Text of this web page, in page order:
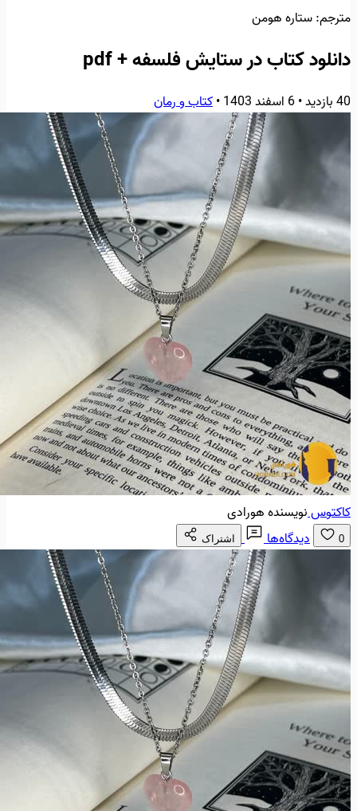
مترجم:ستاره هومن
دانلود کتاب در ستایش فلسفه + pdf
40 بازدید •6 اسفند 1403 •کتاب و رمان
کاکتوسنویسنده هورادی
0 دیدگاه‌ها اشتراک